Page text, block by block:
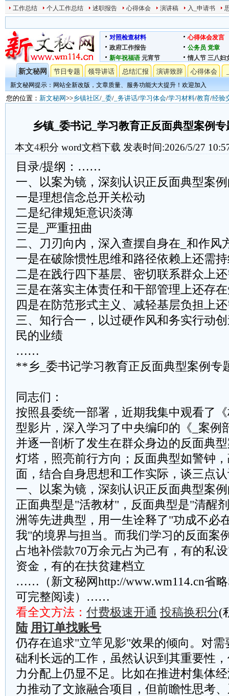
工作总结 个人工作总结 述职报告 心得体会 演讲稿 入_申请书
对照检查材料
心得体会发言
政府工作报告
公务员 党章
新年祝福语 元宵节 情人节 三八妇
新文秘网 节日专题 领导讲话 总结汇报 演讲致辞 心得体会
新文秘网提示：网站全新改版，文章质量、服务功能大大提升！欢迎加入
您的位置： 新文秘网>>乡镇社区/ _委/ _务讲话/学习体会/学习材料/教育/经验
乡镇_委书记_学习教育正反面典型案例
本文4积分 word文档下载 发表时间:2026/5/27
目录/提纲：……
一、以案为镜，深刻认识正反面典型案
一是理想信念总开关松动
二是纪律规矩意识淡薄
三是_严重扭曲
二、刀刃向内，深入查摆自身在_和作风
一是在破除惯性思维和路径依赖上还需
二是在践行四下基层、密切联系群众上
三是在落实主体责任和干部管理上还存
四是在防范形式主义、减轻基层负担上
三、知行合一，以过硬作风和务实行动
民的业绩
……
**乡_委书记学习教育正反面典型案例专
同志们：
按照县委统一部署，近期我集中观看了
型影片，深入学习了中央编印的《_案例
并逐一剖析了发生在群众身边的反面典
灯塔，照亮前行方向；反面典型如警钟
面，结合自身思想和工作实际，谈三点
一、以案为镜，深刻认识正反面典型案
正面典型是"活教材"，反面典型是"清醒
洲等先进典型，用一生诠释了"功成不必
我"的境界与担当。而我们学习的反面案
占地补偿款70万余元占为己有，有的私
资金，有的在扶贫建档立
……（新文秘网http://www.wm114.cn省
可完整阅读）……
看全文方法： 付费极速开通 投稿换积分(
陆 用订单找账号
仍存在追求"立竿见影"效果的倾向。对
础利长远的工作，虽然认识到其重要性
力分配上仍显不足。比如在推进村集体
力推动了文旅融合项目，但前瞻性思考